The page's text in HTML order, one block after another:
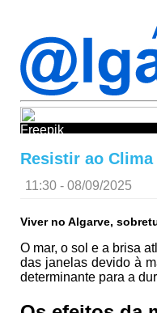
Freepik
Resistir ao
11:30 - 08/09/2025
Viver no Algarve,
O mar, o sol e a brisa
das janelas devido à
determinante para a